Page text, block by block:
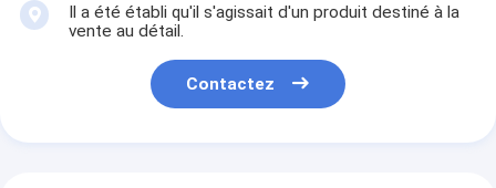
Il a été établi qu'il s'agissait d'un produit destiné à la
vente au détail.
Contactez